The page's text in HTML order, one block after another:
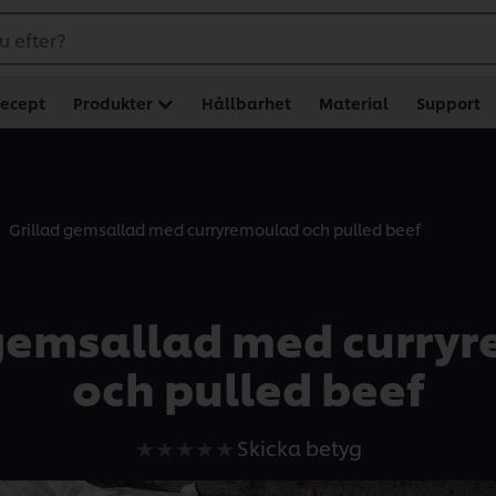
efter?
Produkter Hållbarhet Material Support
Grillad gemsallad med curryremoulad och pulled beef
med
och pulled beef
Inga
Skicka betyg